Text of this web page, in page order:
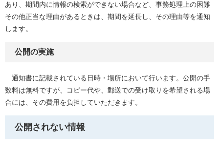
あり、期間内に情報の検索ができない場合など、事務処理上の困難
その他正当な理由があるときは、期間を延長し、その理由等を通知
します。
公開の実施
通知書に記載されている日時・場所において行います。公開の手
数料は無料ですが、コピー代や、郵送での受け取りを希望される場
合には、その費用を負担していただきます。
公開されない情報